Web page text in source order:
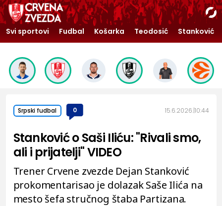
Svi sportovi Fudbal Košarka Teodosić Stanković
Srpski fudbal 0 15.6.2026. 10:44
Stanković o Saši Iliću: "Rivali smo,
ali i prijatelji" VIDEO
Trener Crvene zvezde Dejan Stanković
prokomentarisao je dolazak Saše Ilića na
mesto šefa stručnog štaba Partizana.